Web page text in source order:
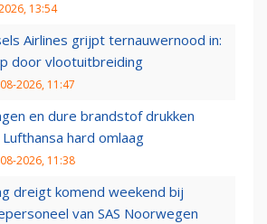
13:54
Airlines grijpt ternauwernood in:
door vlootuitbreiding
2026, 11:47
en dure brandstof drukken
hard omlaag
2026, 11:38
dreigt komend weekend bij
van SAS Noorwegen